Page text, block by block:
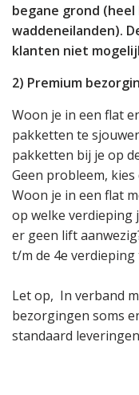
begane grond (heel
waddeneilanden).
klanten niet
2) Premium
Woon je in een flat
pakketten te
pakketten bij je op
Geen probleem,
Woon je in een flat
op welke verdieping
er geen lift
t/m de 4e
Let op, In verband
bezorgingen soms
standaard